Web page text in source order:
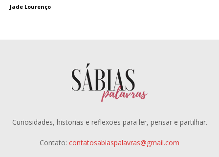
Jade Lourenço
Curiosidades, historias e reflexoes para ler, pensar e partilhar.
Contato: contatosabiaspalavras@gmail.com